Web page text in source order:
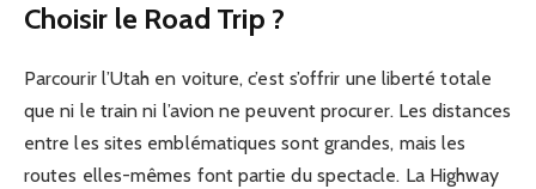
Choisir le Road Trip ?
Parcourir l’Utah en voiture, c’est s’offrir une liberté totale
que ni le train ni l’avion ne peuvent procurer. Les distances
entre les sites emblématiques sont grandes, mais les
routes elles-mêmes font partie du spectacle. La Highway